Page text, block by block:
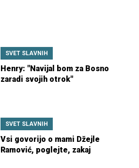
SVET SLAVNIH
Henry: "Navijal bom za Bosno
zaradi svojih otrok"
SVET SLAVNIH
Vsi govorijo o mami Džejle
Ramović, poglejte, zakaj